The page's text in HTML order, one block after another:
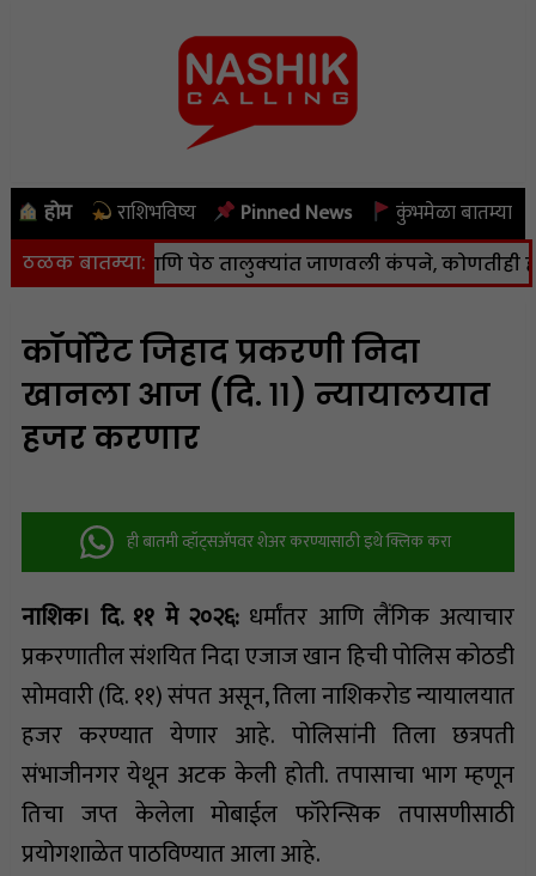
होम राशिभविष्य Pinned News कुंभमेळा बातम्या
ठळक बातम्या:
कळवण आणि पेठ तालुक्यांत जाणवली कंपने, कोणतीही हानी
कॉर्पोरेट जिहाद प्रकरणी निदा
खानला आज (दि. ११) न्यायालयात
हजर करणार
ही बातमी व्हॉट्सअ‍ॅपवर शेअर करण्यासाठी इथे क्लिक करा
नाशिक। दि. ११ मे २०२६: धर्मांतर आणि लैंगिक अत्याचार
प्रकरणातील संशयित निदा एजाज खान हिची पोलिस कोठडी
सोमवारी (दि. ११) संपत असून, तिला नाशिकरोड न्यायालयात
हजर करण्यात येणार आहे. पोलिसांनी तिला छत्रपती
संभाजीनगर येथून अटक केली होती. तपासाचा भाग म्हणून
तिचा जप्त केलेला मोबाईल फॉरेन्सिक तपासणीसाठी
प्रयोगशाळेत पाठविण्यात आला आहे.